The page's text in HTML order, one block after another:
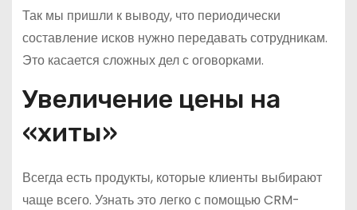
Так мы пришли к выводу, что периодически
составление исков нужно передавать сотрудникам.
Это касается сложных дел с оговорками.
Увеличение цены на
«хиты»
Всегда есть продукты, которые клиенты выбирают
чаще всего. Узнать это легко с помощью CRM-